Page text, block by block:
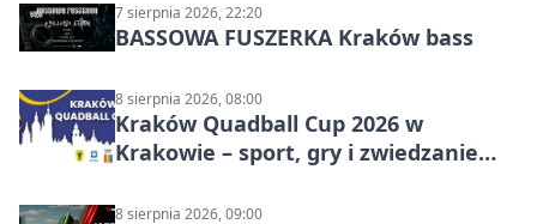
7 sierpnia 2026, 22:20
BASSOWA FUSZERKA Kraków bass
8 sierpnia 2026, 08:00
Kraków Quadball Cup 2026 w
Krakowie – sport, gry i zwiedzanie
8 sierpnia 2026, 09:00